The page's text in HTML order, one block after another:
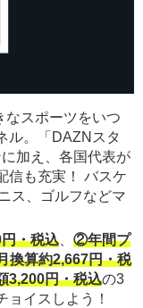
なスポーツをいつ
ル。「DAZNスタ
加え、各国代表が
信も充実！ バスケ
ス、ゴルフなどマ
・税込、 ②年間プ
換算約2,667円・税
3,200円・税込の3
ョイスしよう！